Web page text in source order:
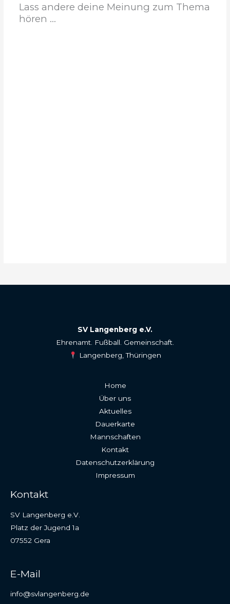
Lass andere deine Meinung zum Thema
hören ...
SV Langenberg e.V.
Ehrenamt. Fußball. Gemeinschaft.
Langenberg, Thüringen
Home
Über uns
Aktuelles
Dauerkarte
Mannschaften
Kontakt
Datenschutzerklärung
Impressum
Kontakt
SV Langenberg e.V.
Platz der Jugend 1a
07552 Gera
E-Mail
info@svlangenberg.de